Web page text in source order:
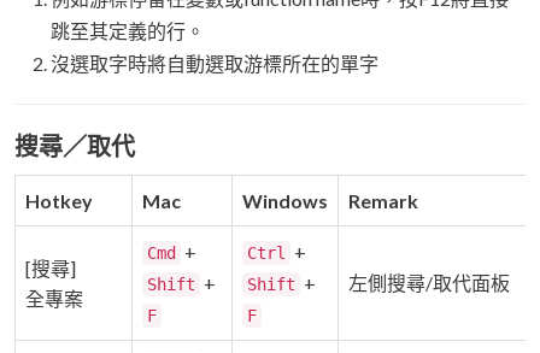
跳至其定義的行。
沒選取字時將自動選取游標所在的單字
搜尋／取代
Hotkey Mac Windows Remark
[搜尋]
全專案
Cmd +
Shift +
F
Ctrl +
Shift +
F
左側搜尋/取代面板